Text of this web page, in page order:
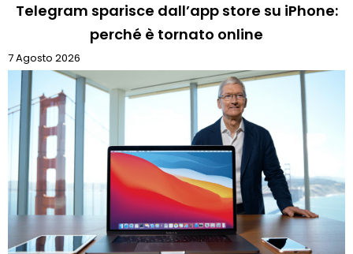
Telegram sparisce dall’app store su iPhone:
perché è tornato online
7 Agosto 2026